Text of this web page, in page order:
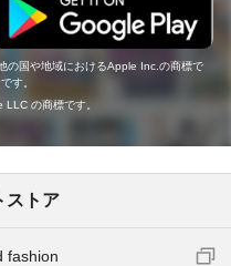
の国や地域におけるApple Inc.の商標で
す。
の商標です。
ストア
fashion